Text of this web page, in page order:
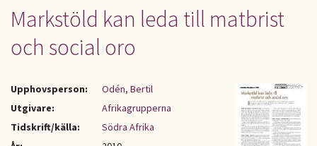
Markstöld kan leda till matbrist
och social oro
Upphovsperson:
Odén, Bertil
Utgivare:
Afrikagrupperna
Tidskrift/källa:
Södra Afrika